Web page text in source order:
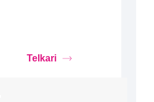
Telkari